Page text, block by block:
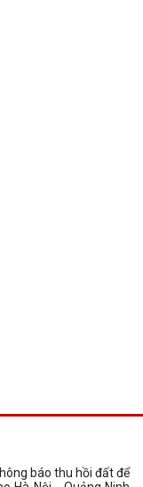
báo thu hồi đất để